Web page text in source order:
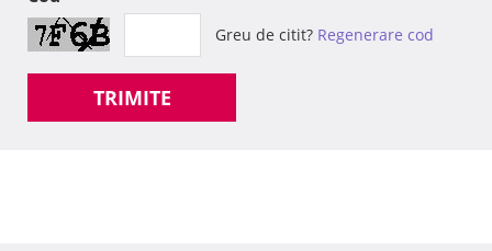
Greu de citit? Regenerare cod
TRIMITE